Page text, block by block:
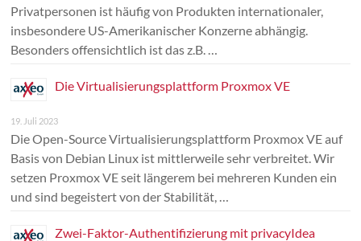
Privatpersonen ist häufig von Produkten internationaler,
insbesondere US-Amerikanischer Konzerne abhängig.
Besonders offensichtlich ist das z.B. …
Die Virtualisierungsplattform Proxmox VE
19. Juli 2023
Die Open-Source Virtualisierungsplattform Proxmox VE auf
Basis von Debian Linux ist mittlerweile sehr verbreitet. Wir
setzen Proxmox VE seit längerem bei mehreren Kunden ein
und sind begeistert von der Stabilität, …
Zwei-Faktor-Authentifizierung mit privacyIdea